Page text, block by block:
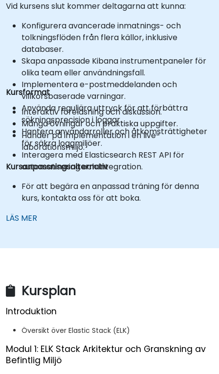
Vid kursens slut kommer deltagarna att kunna:
Konfigurera avancerade inmatnings- och
tolkningsflöden från flera källor, inklusive
databaser.
Skapa anpassade Kibana instrumentpaneler för
olika team eller användningsfall.
Implementera e-postmeddelanden och
villkorsbaserade varningar.
Använda reguljära uttryck för att förbättra
sökningsprecision i loggar.
Hantera användarroller och åtkomsträttigheter
för säkra loggmiljöer.
Interagera med Elasticsearch REST API för
automatisering och integration.
Kursformat
Interaktiv föreläsning och diskussion.
Många övningar och praktiska uppgifter.
Händer på implementation i en live-
laborationsmiljö.
Kursanpassningsalternativ
För att begära en anpassad träning för denna
kurs, kontakta oss för att boka.
LÄS MER
Kursplan
Introduktion
Översikt över Elastic Stack (ELK)
Modul 1: ELK Stack Arkitektur och Granskning av
Befintlig Miljö